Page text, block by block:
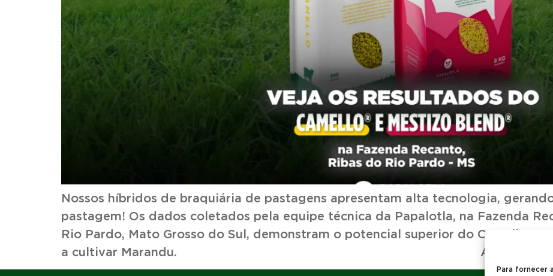
Para fornecer
Nossos híbridos de braquiária de pastagens apresentam alta tecnologia,
pastagem! Os dados coletados pela equipe técnica da Papalotla, na Fazenda
Rio Pardo, Mato Grosso do Sul, demonstram o potencial superior do Camello® e
a cultivar Marandu. Acompanhe o caso